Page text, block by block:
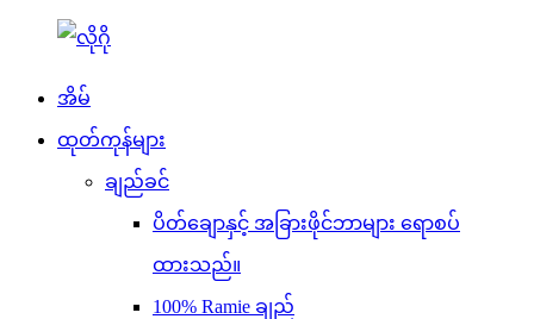
အိမ်
ထုတ်ကုန်များ
ချည်ခင်
ပိတ်ချောနှင့် အခြားဖိုင်ဘာများ ရောစပ်
ထားသည်။
100% Ramie ချည်